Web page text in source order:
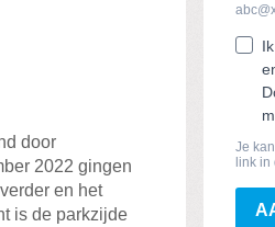
door
2022 gingen
en het
is de parkzijde